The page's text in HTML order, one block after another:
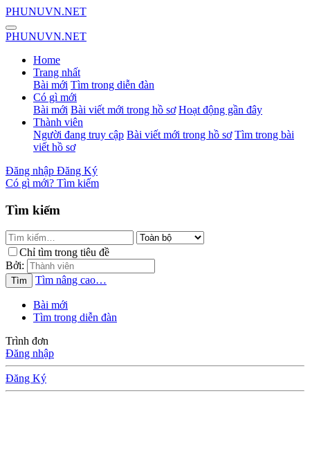
PHUNUVN.NET
PHUNUVN.NET
Home
Trang nhất
Bài mới Tìm trong diễn đàn
Có gì mới
Bài mới Bài viết mới trong hồ sơ Hoạt động gần đây
Thành viên
Người đang truy cập Bài viết mới trong hồ sơ Tìm trong bài
viết hồ sơ
Đăng nhập Đăng Ký
Có gì mới? Tìm kiếm
Tìm kiếm
Chỉ tìm trong tiêu đề
Bởi:
Tìm Tìm nâng cao…
Bài mới
Tìm trong diễn đàn
Trình đơn
Đăng nhập
Đăng Ký